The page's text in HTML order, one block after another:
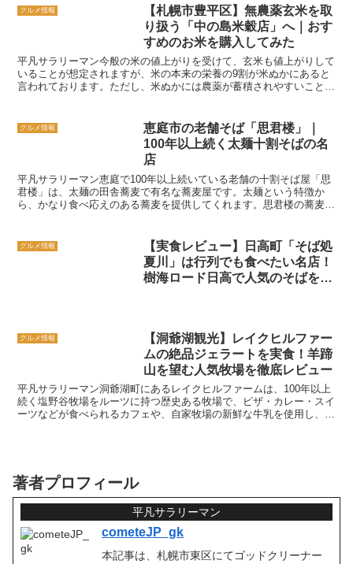
グルメ情報
【札幌市豊平区】無農薬玄米を取
り扱う「中の島米穀店」へ｜おす
すめのお米を購入してみた
平凡サラリーマン今般の米の値上がりを受けて、玄米も値上がりして
いることが想定されますが、米の本来の栄養の9割が米ぬかにあると
言われております。ただし、米ぬかには農薬が蓄積されやすいことか
グルメ情報
恵庭市の老舗そば「思君楼」｜
100年以上続く太麺十割そばの名
店
平凡サラリーマン恵庭で100年以上続いている老舗の十割そば屋「思
君楼」は、太麺の田舎蕎麦で有名な蕎麦屋です。太麺という特徴か
ら、かなり食べ応えのある蕎麦を提供してくれます。思君楼の蕎麦の
グルメ情報
【実食レビュー】日高町「そば処
夏川」は行列でも食べたい名店！
樹海ロード日高で人気のそばを紹
グルメ情報
【洞爺湖観光】レイクヒルファー
ムの絶品ジェラートを実食！羊蹄
山を望む人気牧場を徹底レビュー
平凡サラリーマン洞爺湖町にあるレイクヒルファームは、100年以上
続く塩野谷牧場をルーツに持つ歴史ある牧場で、ピザ・カレー・スイ
ーツなどが食べられるカフェや、自家牧場の新鮮な牛乳を使用し、洞
著者プロフィール
平凡サラリーマン
cometeJP_gk
本記事は、札幌市東区にてゴッドクリーナー